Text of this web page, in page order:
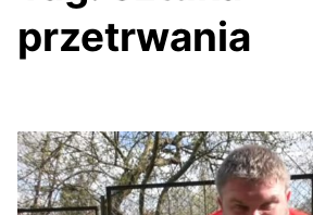
przetrwania